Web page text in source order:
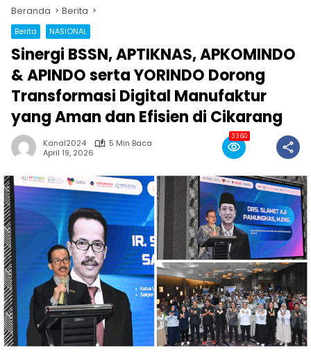
Beranda Berita
Berita NASIONAL
Sinergi BSSN, APTIKNAS, APKOMINDO
& APINDO serta YORINDO Dorong
Transformasi Digital Manufaktur
yang Aman dan Efisien di Cikarang
Kanal2024
5 Min Baca
April 19, 2026
3360